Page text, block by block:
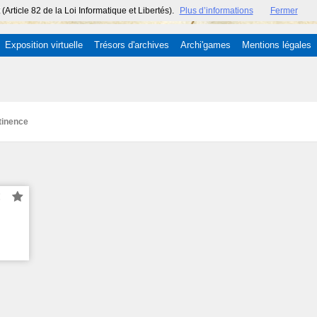
82 de la Loi Informatique et Libertés). Plus d’informations Fermer
Exposition virtuelle Trésors d'archives Archi'games Mentions légales